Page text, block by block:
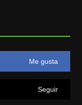
Me gusta
Seguir